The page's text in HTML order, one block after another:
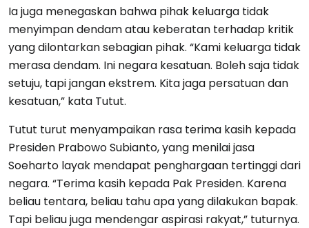
Ia juga menegaskan bahwa pihak keluarga tidak
menyimpan dendam atau keberatan terhadap kritik
yang dilontarkan sebagian pihak. “Kami keluarga tidak
merasa dendam. Ini negara kesatuan. Boleh saja tidak
setuju, tapi jangan ekstrem. Kita jaga persatuan dan
kesatuan,” kata Tutut.
Tutut turut menyampaikan rasa terima kasih kepada
Presiden Prabowo Subianto, yang menilai jasa
Soeharto layak mendapat penghargaan tertinggi dari
negara. “Terima kasih kepada Pak Presiden. Karena
beliau tentara, beliau tahu apa yang dilakukan bapak.
Tapi beliau juga mendengar aspirasi rakyat,” tuturnya.